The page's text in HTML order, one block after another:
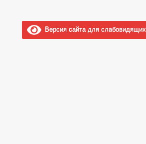
Версия сайта для слабовидящих